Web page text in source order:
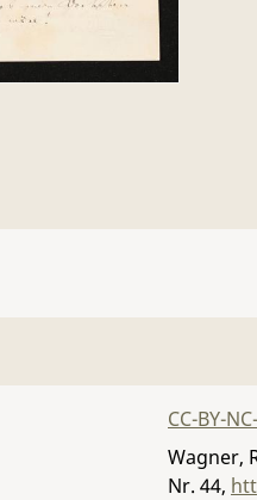
CC-BY-
Wagner,
Nr. 44,